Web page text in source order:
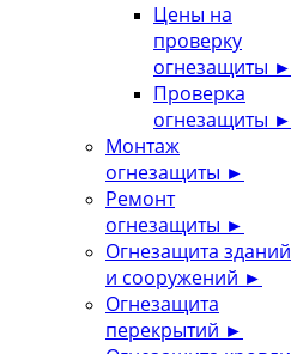
Цены на
проверку
огнезащиты ►
Проверка
огнезащиты ►
Монтаж
огнезащиты ►
Ремонт
огнезащиты ►
Огнезащита зданий
и сооружений ►
Огнезащита
перекрытий ►